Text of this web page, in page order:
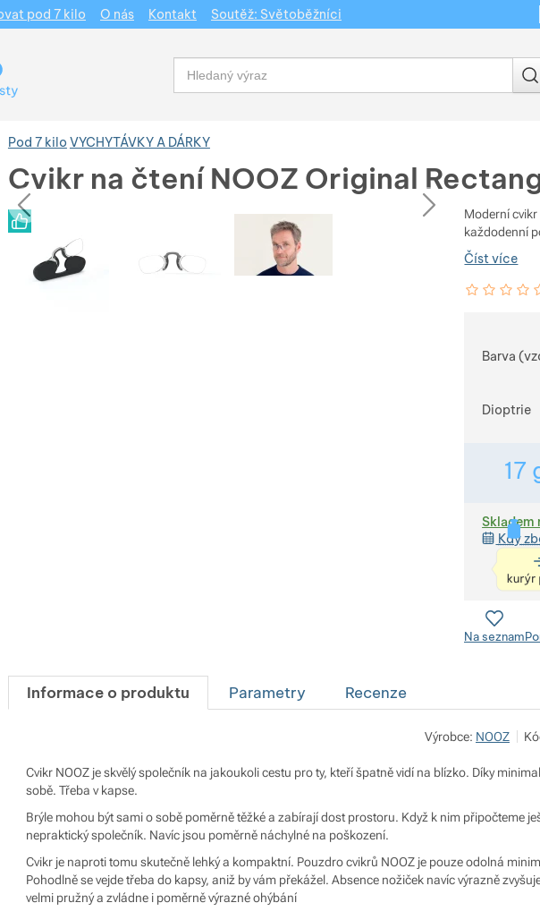
Pod 7 kilo VYCHYTÁVKY A DÁRKY
Cvikr na čtení NOOZ Original
Fotografie
předchozínásledující
Fotografie
Moderní
každodenní
Číst více
Hodnocení
0%
Barva
Dioptrie
17
Skladem
Kdy
Na seznam
Informace o produktu Parametry Recenze
Výrobce: NOOZ
Cvikr NOOZ je skvělý společník na jakoukoli cestu pro ty, kteří špatně vidí na blízko. Díky
sobě. Třeba v kapse.
Brýle mohou být sami o sobě poměrně těžké a zabírají dost prostoru. Když k nim připočteme
nepraktický společník. Navíc jsou poměrně náchylné na poškození.
Cvikr je naproti tomu skutečně lehký a kompaktní. Pouzdro cvikrů NOOZ je pouze odolná
Pohodlně se vejde třeba do kapsy, aniž by vám překážel. Absence nožiček navíc výrazně
velmi pružný a zvládne i poměrně výrazné ohýbání
pod 7 kilo O nás Kontakt Soutěž: Světoběžníci
Vyhledávání